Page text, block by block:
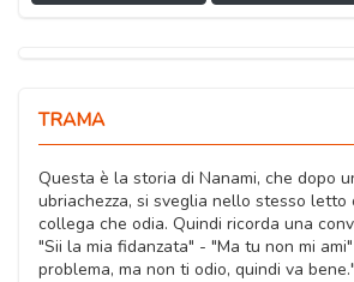
TRAMA
Questa è la storia di Nanami, che dopo
ubriachezza, si sveglia nello stesso letto
collega che odia. Quindi ricorda una
"Sii la mia fidanzata" - "Ma tu non mi
problema, ma non ti odio, quindi va bene."